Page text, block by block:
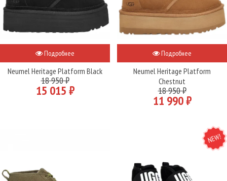
Подробнее
Neumel Heritage Platform Black
18 950 ₽
15 015 ₽
Подробнее
Neumel Heritage Platform
Chestnut
18 950 ₽
11 990 ₽
NEW